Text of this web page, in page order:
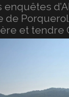
de
et tendre